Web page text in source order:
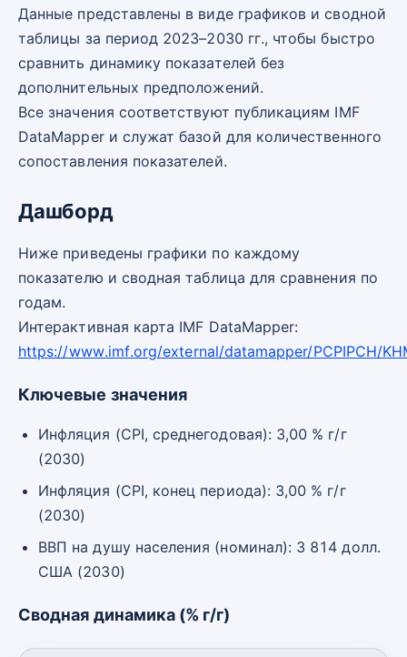
Данные представлены в виде графиков и сводной
таблицы за период 2023–2030 гг., чтобы быстро
сравнить динамику показателей без
дополнительных предположений.
Все значения соответствуют публикациям IMF
DataMapper и служат базой для количественного
сопоставления показателей.
Дашборд
Ниже приведены графики по каждому
показателю и сводная таблица для сравнения по
годам.
Интерактивная карта IMF DataMapper:
https://www.imf.org/external/datamapper/PCPIPCH/
Ключевые значения
Инфляция (CPI, среднегодовая): 3,00 % г/г
(2030)
Инфляция (CPI, конец периода): 3,00 % г/г
(2030)
ВВП на душу населения (номинал): 3 814 долл.
США (2030)
Сводная динамика (% г/г)